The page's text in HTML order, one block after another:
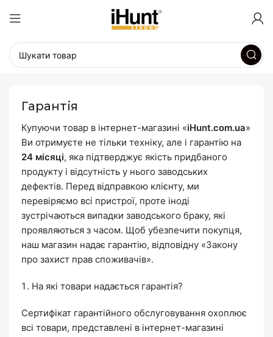
Гарантія
Купуючи товар в інтернет-магазині «iHunt.com.ua»
Ви отримуєте не тільки техніку, але і гарантію на
24 місяці, яка підтверджує якість придбаного
продукту і відсутність у нього заводських
дефектів. Перед відправкою клієнту, ми
перевіряємо всі пристрої, проте іноді
зустрічаються випадки заводського браку, які
проявляються з часом. Щоб убезпечити покупця,
наш магазин надає гарантію, відповідну «Закону
про захист прав споживачів».
На які товари надається гарантія?
Сертифікат гарантійного обслуговування охоплює
всі товари, представлені в інтернет-магазині